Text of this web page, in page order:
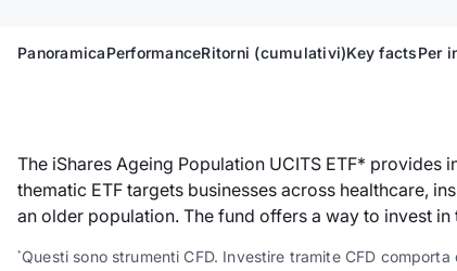
PanoramicaPerformanceRitorni (cumulativi)Key factsPer
The iShares Ageing Population UCITS ETF*
thematic ETF targets businesses across healthcare,
an older population. The fund offers a way to invest
* Questi sono strumenti CFD. Investire tramite CFD comporta